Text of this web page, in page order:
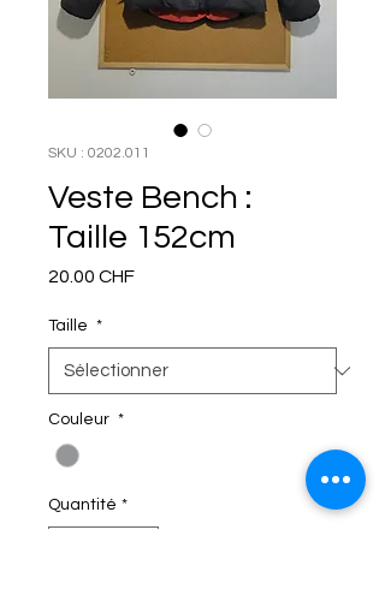
SKU : 0202.011
Veste Bench :
Taille 152cm
20.00 CHFPrix
Taille *
Couleur *
Quantité *